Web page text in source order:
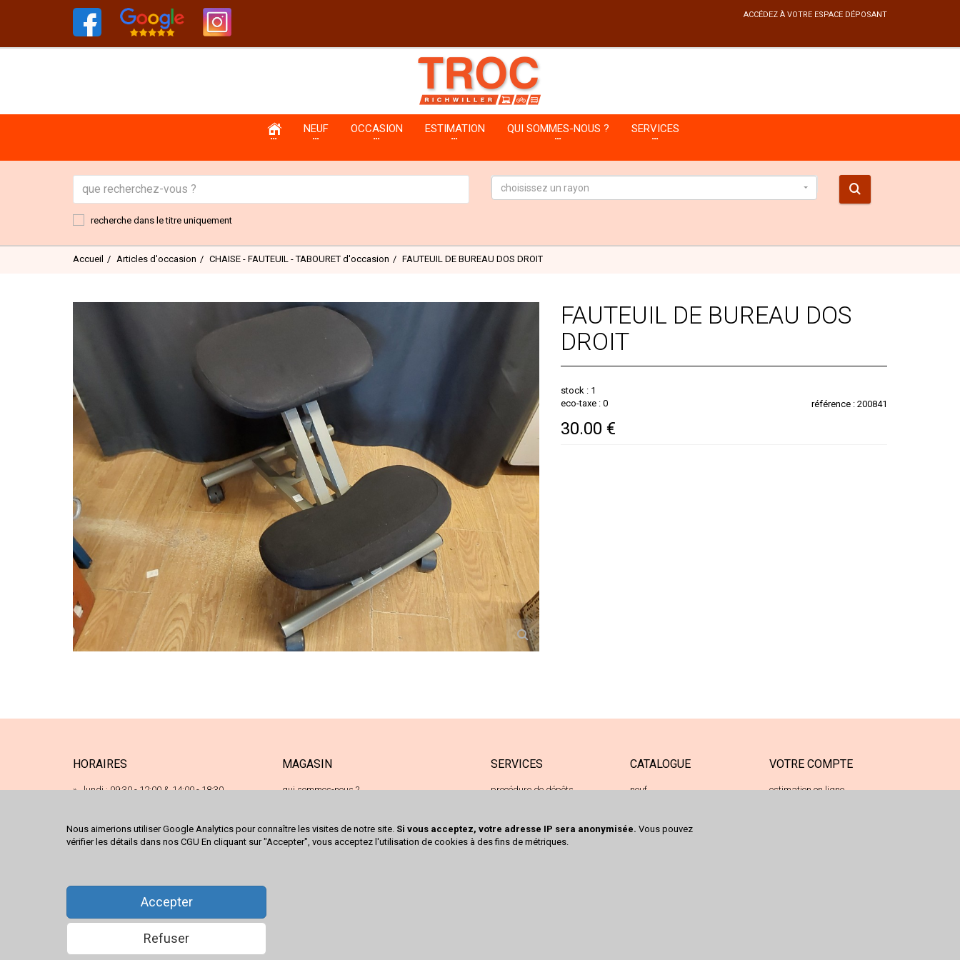
Nous aimerions utiliser Google Analytics pour connaître les visites de notre site. Si vous acceptez, votre adresse IP sera anonymisée. Vous pouvez
vérifier les détails dans nos CGU En cliquant sur "Accepter", vous acceptez l'utilisation de cookies à des fins de métriques.
Accepter
Refuser
ACCÉDEZ À VOTRE ESPACE DÉPOSANT
NEUF OCCASION ESTIMATION QUI SOMMES-NOUS ? SERVICES
recherche dans le titre uniquement
choisissez un rayon
Accueil Articles d'occasion CHAISE - FAUTEUIL - TABOURET d'occasion FAUTEUIL DE BUREAU DOS DROIT
FAUTEUIL DE BUREAU DOS
DROIT
référence : 200841
stock : 1
eco-taxe : 0
30.00 €
HORAIRES
lundi : 09:30 - 12:00 & 14:00 - 18:30
mercredi : 09:30 - 12:00 & 14:00 - 18:30
jeudi : 09:30 - 12:00 & 14:00 - 18:30
samedi : 09:30 - 18:00
MAGASIN
qui sommes-nous ?
03 89 50 80 08
contact@trocrichwiller.fr
SERVICES
procédure de dépôts
CATALOGUE
neuf
VOTRE COMPTE
estimation en ligne